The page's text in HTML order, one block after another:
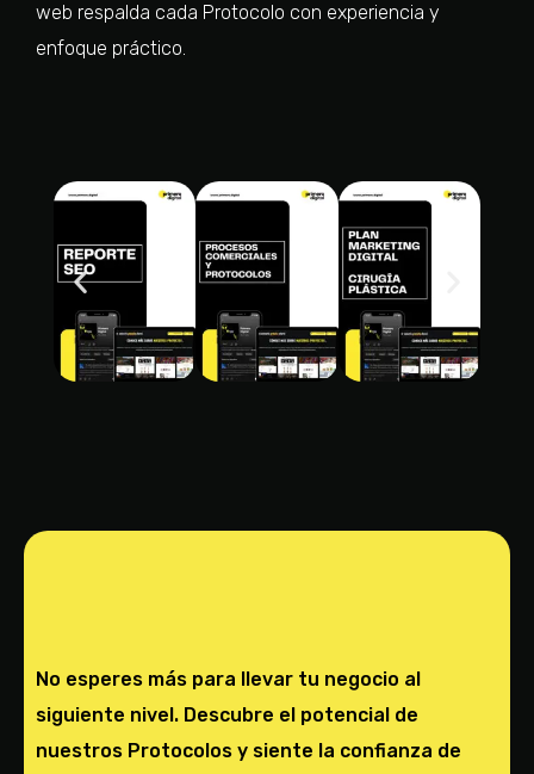
web respalda cada Protocolo con experiencia y
enfoque práctico.
No esperes más para llevar tu negocio al
siguiente nivel. Descubre el potencial de
nuestros Protocolos y siente la confianza de